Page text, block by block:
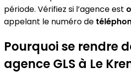
période. Vérifiez si l’agence est
appelant le numéro de
Pourquoi se rendre
agence GLS à Le